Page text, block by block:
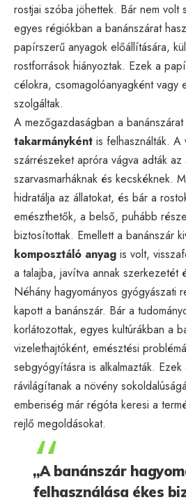
rostjai szóba jöhettek. Bár nem volt
egyes régiókban a banánszárat
papírszerű anyagok előállítására,
rostforrások hiányoztak. Ezek a
célokra, csomagolóanyagként vagy
szolgáltak.
A mezőgazdaságban a banánszárat
takarmányként is felhasználták. A
szárrészeket apróra vágva adták az
szarvasmarháknak és kecskéknek.
hidratálja az állatokat, és bár a
emészthetők, a belső, puhább
biztosítottak. Emellett a banánszár
komposztáló anyag is volt,
a talajba, javítva annak szerkezetét
Néhány hagyományos gyógyászati
kapott a banánszár. Bár a
korlátozottak, egyes kultúrákban a
vizelethajtóként, emésztési
sebgyógyításra is alkalmazták.
rávilágítanak a növény
emberiség már régóta keresi a
rejlő megoldásokat.
„A banánszár
felhasználása ékes